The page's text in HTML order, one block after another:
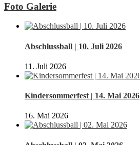
Foto Galerie
Abschlussball | 10. Juli 2026
11. Juli 2026
Kindersommerfest | 14. Mai 2026
16. Mai 2026